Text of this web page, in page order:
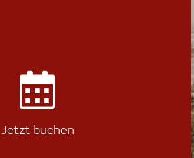
Jetzt buchen